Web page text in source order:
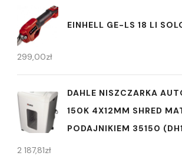
EINHELL GE-LS 18 LI
299,00zł
DAHLE NISZCZARKA
150K 4X12MM SHRED
PODAJNIKIEM 35150
2 187,81zł